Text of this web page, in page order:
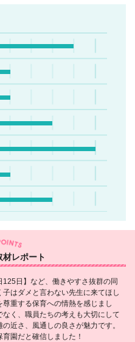
レポート
125日】など、働きやすさ抜群の同
はダメと言わない先生に来てほし
重する保育への情熱を感じまし
く、職員たちの考えも大切にして
近さ、風通しの良さが魅力です。
園だと確信しました！